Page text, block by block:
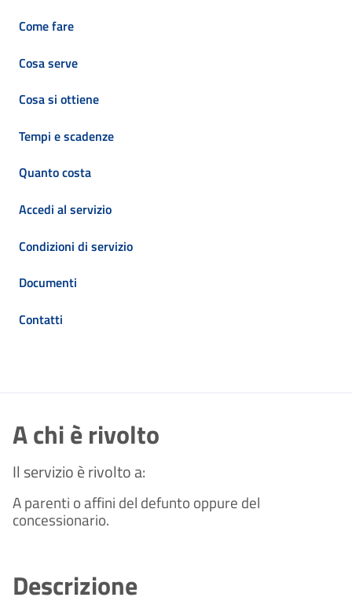
Come fare
Cosa serve
Cosa si ottiene
Tempi e scadenze
Quanto costa
Accedi al servizio
Condizioni di servizio
Documenti
Contatti
A chi è rivolto
Il servizio è rivolto a:
A parenti o affini del defunto oppure del
concessionario.
Descrizione